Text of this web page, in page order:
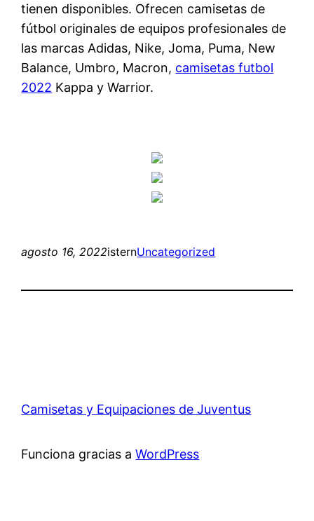
tienen disponibles. Ofrecen camisetas de
fútbol originales de equipos profesionales de
las marcas Adidas, Nike, Joma, Puma, New
Balance, Umbro, Macron, camisetas futbol
2022 Kappa y Warrior.
agosto 16, 2022isternUncategorized
Camisetas y Equipaciones de Juventus
Funciona gracias aWordPress